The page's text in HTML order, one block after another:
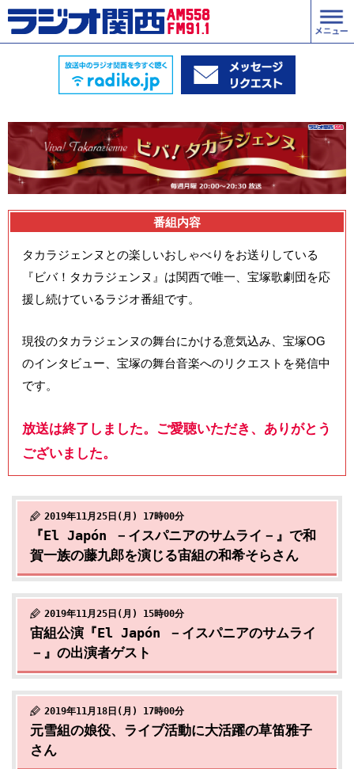
番組内容
タカラジェンヌとの楽しいおしゃべりをお送りしている
『ビバ！タカラジェンヌ』は関西で唯一、宝塚歌劇団を応
援し続けているラジオ番組です。
現役のタカラジェンヌの舞台にかける意気込み、宝塚OG
のインタビュー、宝塚の舞台音楽へのリクエストを発信中
です。
放送は終了しました。ご愛聴いただき、ありがとう
ございました。
2019年11月25日(月) 17時00分
『El Japón －イスパニアのサムライ－』で和
賀一族の藤九郎を演じる宙組の和希そらさん
2019年11月25日(月) 15時00分
宙組公演『El Japón －イスパニアのサムライ
－』の出演者ゲスト
2019年11月18日(月) 17時00分
元雪組の娘役、ライブ活動に大活躍の草笛雅子
さん